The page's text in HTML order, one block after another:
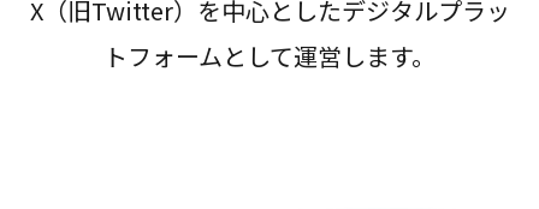
X（旧Twitter）を中心としたデジタルプラッ
トフォームとして運営します。